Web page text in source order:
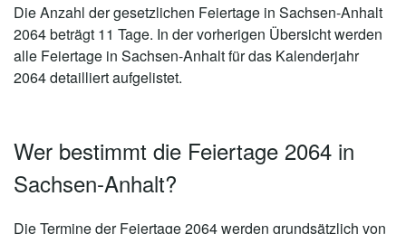
Die Anzahl der gesetzlichen Feiertage in Sachsen-Anhalt
2064 beträgt 11 Tage. In der vorherigen Übersicht werden
alle Feiertage in Sachsen-Anhalt für das Kalenderjahr
2064 detailliert aufgelistet.
Wer bestimmt die Feiertage 2064 in
Sachsen-Anhalt?
Die Termine der Feiertage 2064 werden grundsätzlich von